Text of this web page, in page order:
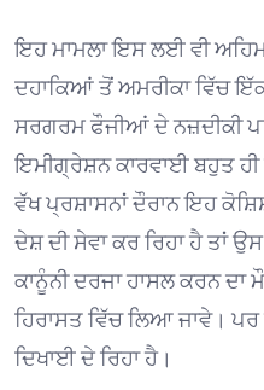
ਇਹ ਮਾਮਲਾ ਇਸ ਲਈ ਵੀ
ਦਹਾਕਿਆਂ ਤੋਂ ਅਮਰੀਕਾ ਵਿੱਚ
ਸਰਗਰਮ ਫੌਜੀਆਂ ਦੇ ਨਜ਼ਦੀਕੀ
ਇਮੀਗ੍ਰੇਸ਼ਨ ਕਾਰਵਾਈ ਬਹੁਤ ਹੀ
ਵੱਖ ਪ੍ਰਸ਼ਾਸਨਾਂ ਦੌਰਾਨ ਇਹ
ਦੇਸ਼ ਦੀ ਸੇਵਾ ਕਰ ਰਿਹਾ ਹੈ ਤਾਂ
ਕਾਨੂੰਨੀ ਦਰਜਾ ਹਾਸਲ ਕਰਨ ਦਾ
ਹਿਰਾਸਤ ਵਿੱਚ ਲਿਆ ਜਾਵੇ।
ਦਿਖਾਈ ਦੇ ਰਿਹਾ ਹੈ। ⁠